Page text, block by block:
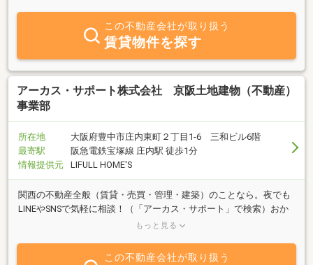
この不動産会社が取り扱う
賃貸物件を探す
アーカス・サポート株式会社 京阪土地建物（不動産）
事業部
所在地
大阪府豊中市庄内東町２丁目1-6 三和ビル6階
最寄駅
阪急電鉄宝塚線 庄内駅 徒歩1分
情報提供元
LIFULL HOME'S
関西の不動産全般（賃貸・売買・管理・建築）のことなら。夜でも
LINEやSNSで気軽に相談！（「アーカス・サポート」で検索）おか
げさまで創業６２年（１９６１年創業／２０１１年法人化）買取物
もっと見る
この不動産会社が取り扱う